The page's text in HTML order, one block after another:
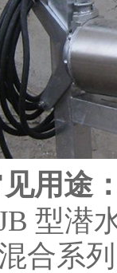
用途
型潜
合系